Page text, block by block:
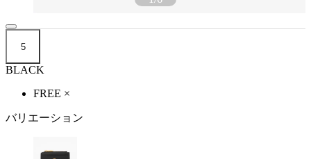
5
BLACK
FREE ×
バリエーション